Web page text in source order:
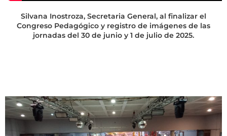
Silvana Inostroza, Secretaria General, al finalizar el
Congreso Pedagógico y registro de imágenes de las
jornadas del 30 de junio y 1 de julio de 2025.